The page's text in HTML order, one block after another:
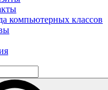
компьютерных классов